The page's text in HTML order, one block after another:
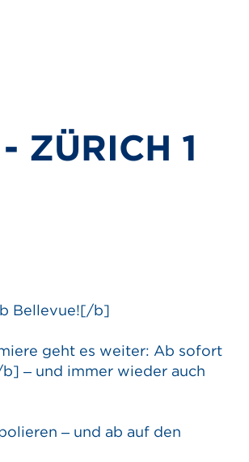
ZÜRICH 1
Bellevue![/b]
geht es weiter: Ab sofort
– und immer wieder auch
– und ab auf den